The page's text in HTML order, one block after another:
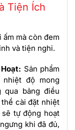
Tiện Ích
mà còn đem
và tiện nghi.
Sản phẩm
độ mong
qua bảng điều
cài đặt nhiệt
tự động hoạt
khi đã đủ,